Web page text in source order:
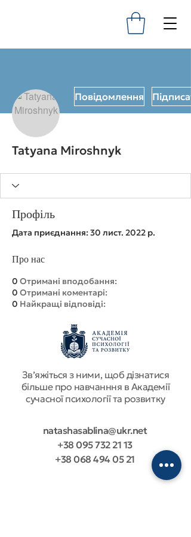
Повідомлення
Tatyana Miroshnyk
Профіль
Дата приєднання: 30 лист. 2022 р.
Про нас
0 Отримані вподобання:
0 Отримані коментарі:
0 Найкращі відповіді:
Звʼяжіться з ними, щоб дізнатися
більше про навчанння в Академії
сучасної психології та розвитку
natashasablina@ukr.net
+38 095 732 21 13
+38 068 494 05 21